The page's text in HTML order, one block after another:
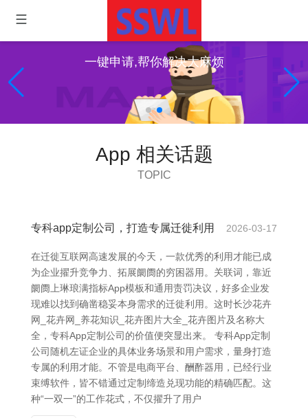
一键申请,帮你解决大麻烦
App 相关话题
TOPIC
专科app定制公司，打造专属迁徙利用 2026-03-17
在迁徙互联网高速发展的今天，一款优秀的利用才能已成
为企业擢升竞争力、拓展阛阓的穷困器用。关联词，靠近
阛阓上琳琅满指标App模板和通用责罚决议，好多企业发
现难以找到确凿稳妥本身需求的迁徙利用。这时长沙花卉
网_花卉网_养花知识_花卉图片大全_花卉图片及名称大
全，专科App定制公司的价值便突显出来。 专科App定制
公司随机左证企业的具体业务场景和用户需求，量身打造
专属的利用才能。不管是电商平台、酬酢器用，已经行业
束缚软件，皆不错通过定制缔造兑现功能的精确匹配。这
种“一双一”的工作花式，不仅擢升了用户